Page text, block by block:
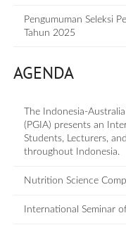
Pengumuman Seleksi
Tahun 2025
AGENDA
The Indonesia-
(PGIA) presents an
Students, Lecturers,
throughout Indonesia.
Nutrition Science
International Seminar